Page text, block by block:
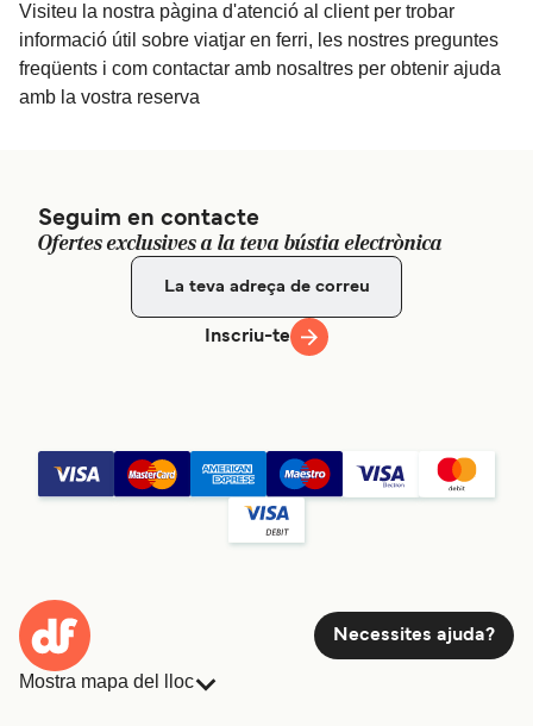
Visiteu la nostra pàgina d'atenció al client per trobar
informació útil sobre viatjar en ferri, les nostres preguntes
freqüents i com contactar amb nosaltres per obtenir ajuda
amb la vostra reserva
Seguim en contacte
Ofertes exclusives a la teva bústia electrònica
Inscriu-te
Necessites ajuda?
Mostra mapa del lloc